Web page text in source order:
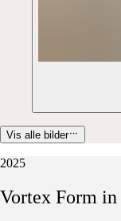
Vis alle bilder
2025
Vortex Form in